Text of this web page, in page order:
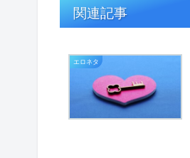
関連記事
エロネタ